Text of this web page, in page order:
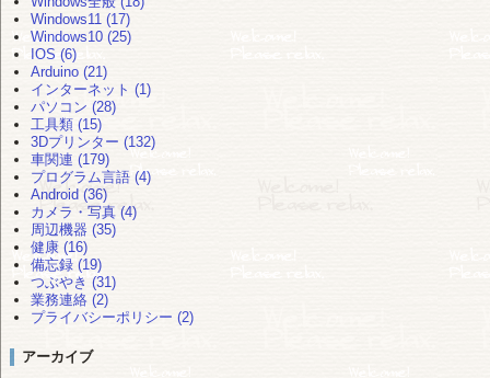
Windows11 (17)
Windows10 (25)
IOS (6)
Arduino (21)
インターネット (1)
パソコン (28)
工具類 (15)
3Dプリンター (132)
車関連 (179)
プログラム言語 (4)
Android (36)
カメラ・写真 (4)
周辺機器 (35)
健康 (16)
備忘録 (19)
つぶやき (31)
業務連絡 (2)
プライバシーポリシー (2)
アーカイブ